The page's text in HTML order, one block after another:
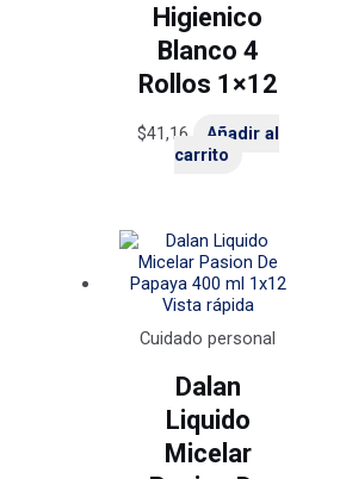
Higienico
Blanco 4
Rollos 1×12
$41,16
Añadir al
carrito
Vista rápida
Cuidado personal
Dalan
Liquido
Micelar